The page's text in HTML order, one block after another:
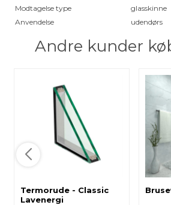
Modtagelse type
glasskinne
Anvendelse
udendørs
Andre kunder
Termorude - Classic
Lavenergi